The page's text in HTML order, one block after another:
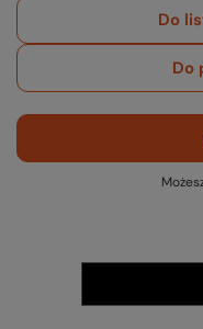
Do
Do